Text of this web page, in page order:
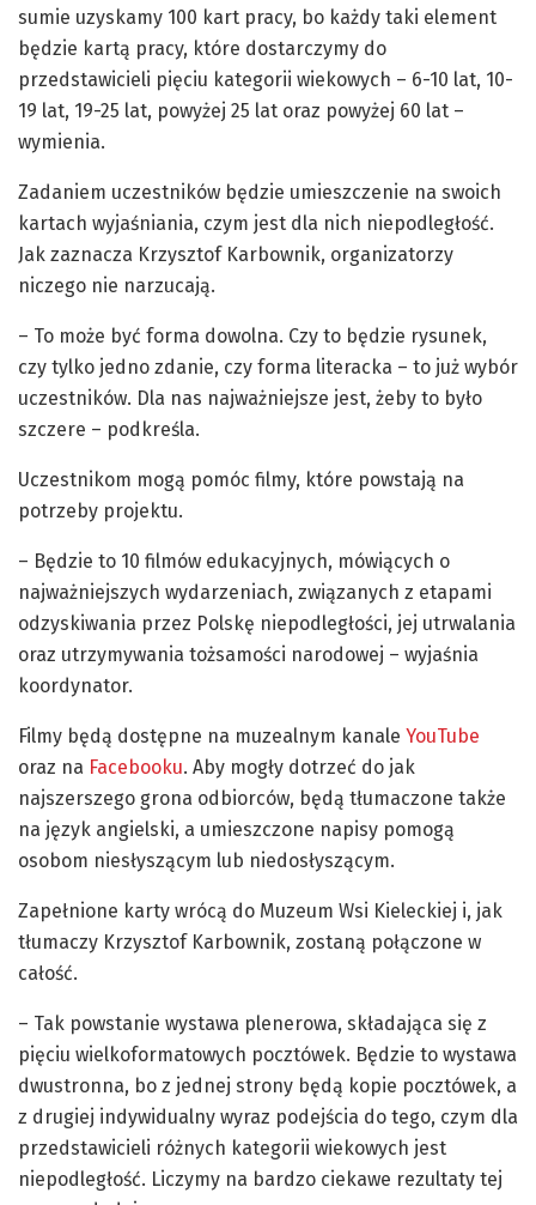
sumie uzyskamy 100 kart pracy, bo każdy taki element
będzie kartą pracy, które dostarczymy do
przedstawicieli pięciu kategorii wiekowych – 6-10 lat, 10-
19 lat, 19-25 lat, powyżej 25 lat oraz powyżej 60 lat –
wymienia.
Zadaniem uczestników będzie umieszczenie na swoich
kartach wyjaśniania, czym jest dla nich niepodległość.
Jak zaznacza Krzysztof Karbownik, organizatorzy
niczego nie narzucają.
– To może być forma dowolna. Czy to będzie rysunek,
czy tylko jedno zdanie, czy forma literacka – to już wybór
uczestników. Dla nas najważniejsze jest, żeby to było
szczere – podkreśla.
Uczestnikom mogą pomóc filmy, które powstają na
potrzeby projektu.
– Będzie to 10 filmów edukacyjnych, mówiących o
najważniejszych wydarzeniach, związanych z etapami
odzyskiwania przez Polskę niepodległości, jej utrwalania
oraz utrzymywania tożsamości narodowej – wyjaśnia
koordynator.
Filmy będą dostępne na muzealnym kanale YouTube
oraz na Facebooku. Aby mogły dotrzeć do jak
najszerszego grona odbiorców, będą tłumaczone także
na język angielski, a umieszczone napisy pomogą
osobom niesłyszącym lub niedosłyszącym.
Zapełnione karty wrócą do Muzeum Wsi Kieleckiej i, jak
tłumaczy Krzysztof Karbownik, zostaną połączone w
całość.
– Tak powstanie wystawa plenerowa, składająca się z
pięciu wielkoformatowych pocztówek. Będzie to wystawa
dwustronna, bo z jednej strony będą kopie pocztówek, a
z drugiej indywidualny wyraz podejścia do tego, czym dla
przedstawicieli różnych kategorii wiekowych jest
niepodległość. Liczymy na bardzo ciekawe rezultaty tej